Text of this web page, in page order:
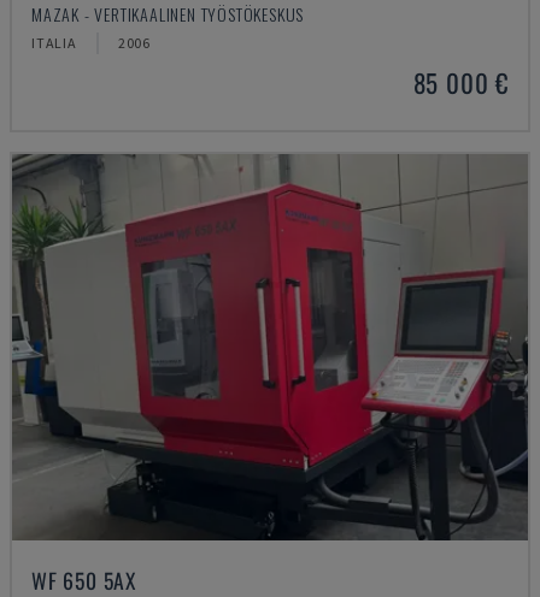
MAZAK - VERTIKAALINEN TYÖSTÖKESKUS
ITALIA 2006
85 000 €
WF 650 5AX